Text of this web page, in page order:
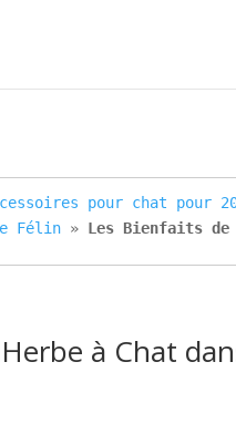
pour chat pour
Félin » Les Bienfaits de
à Chat